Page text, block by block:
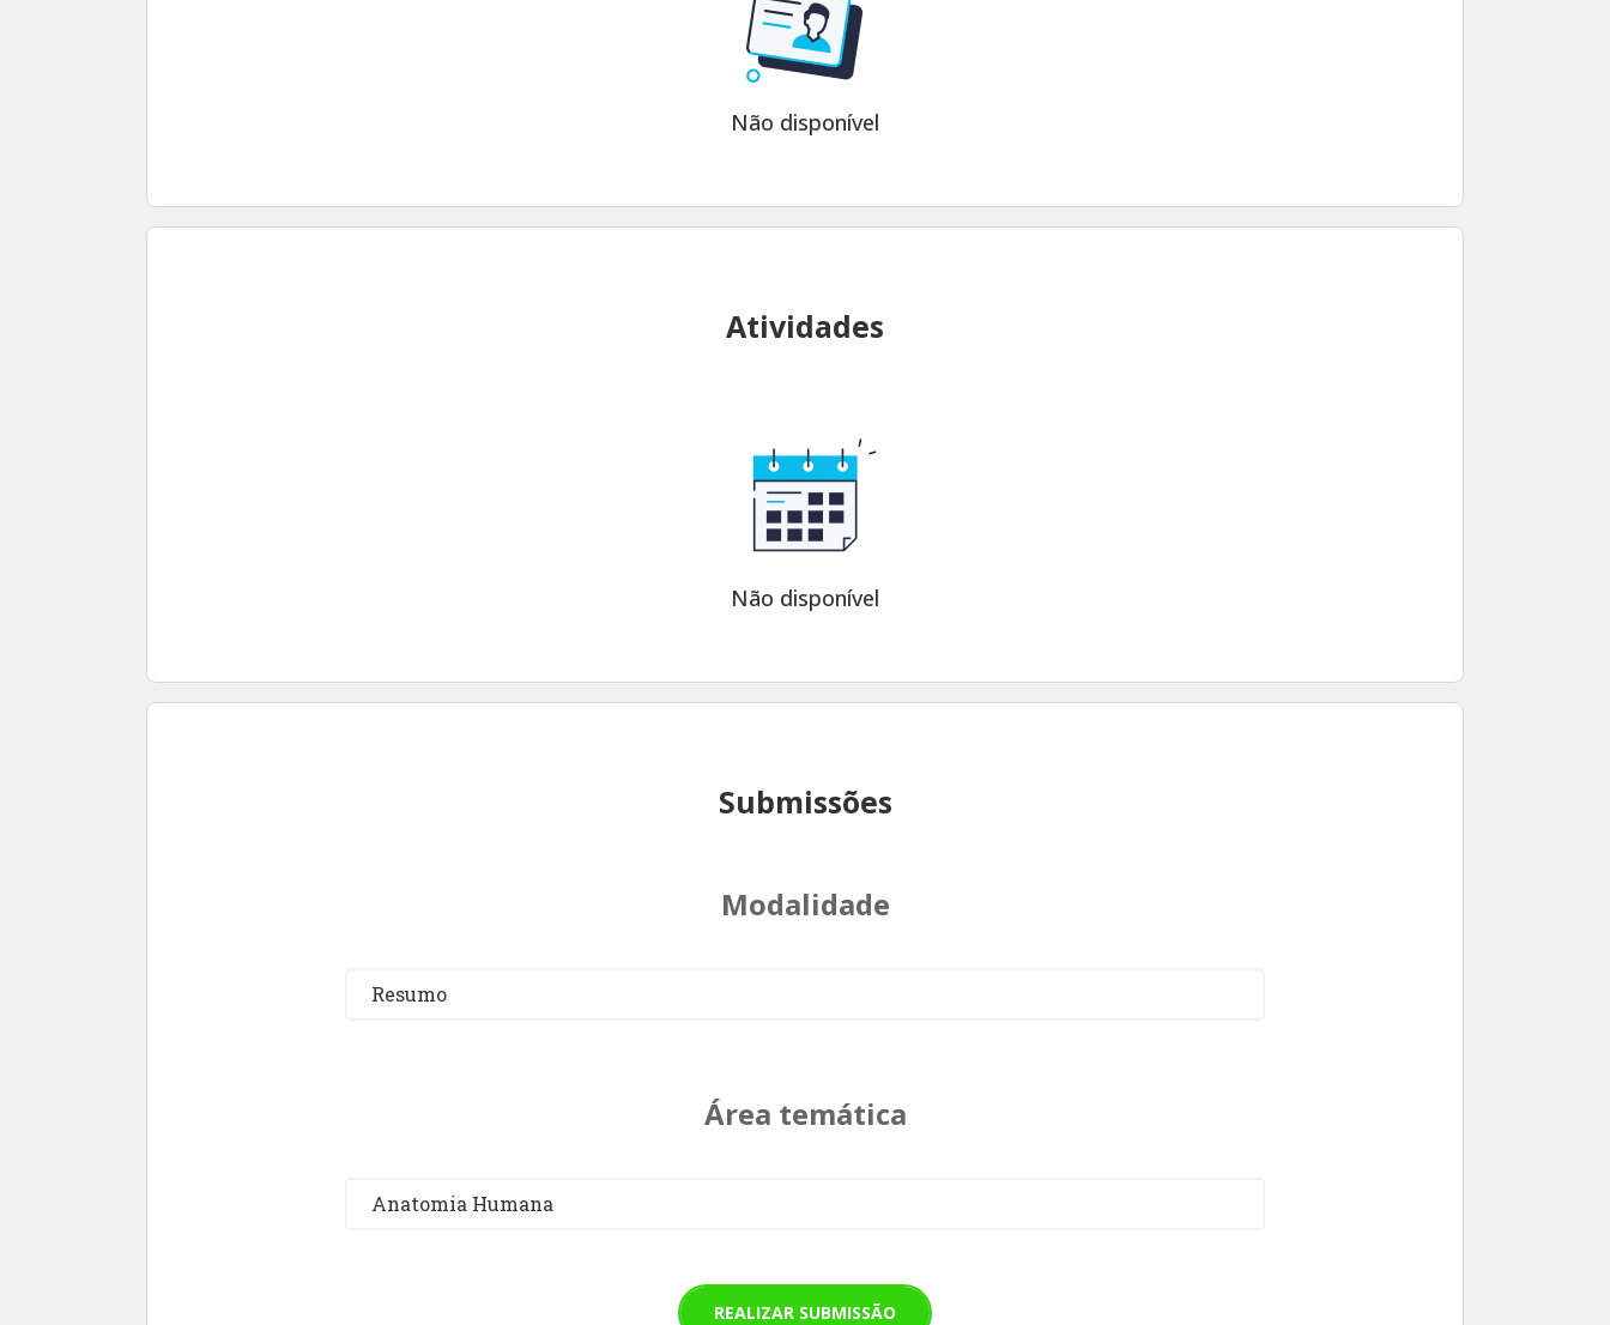
Não disponível
Atividades
Não disponível
Submissões
Modalidade
Resumo
Área temática
Anatomia Humana
REALIZAR SUBMISSÃO